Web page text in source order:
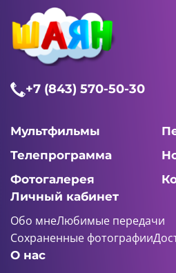
+7 (843) 570-50-30
Мультфильмы
Телепрограмма
Фотогалерея
Личный кабинет
Обо мнеЛюбимые передачи
Сохраненные фотографии
О нас